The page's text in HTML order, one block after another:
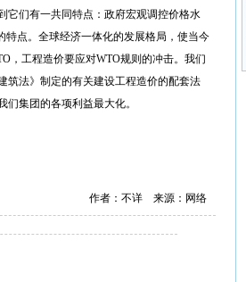
们有一共同特点：政府宏观调控价格水
特点。全球经济一体化的发展格局，使当今
，工程造价要应对WTO规则的冲击。我们
筑法》制定的有关建设工程造价的配套法
集团的各项利益最大化。
作者：不详 来源：网络